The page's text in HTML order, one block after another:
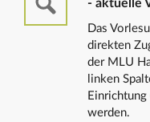
- aktuelle
Das
direkten
der MLU
linken
werden.